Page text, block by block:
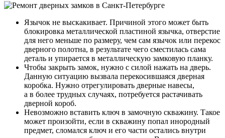
Язычок не выскакивает. Причиной этого может быть
блокировка металлической пластиной язычка, отверстие
для него меньше по размеру, чем сам язычок или перекос
дверного полотна, в результате чего сместилась сама
деталь и упирается в металлическую замковую планку.
Чтобы закрыть замок, нужно с силой нажать на дверь.
Данную ситуацию вызвала перекосившаяся дверная
коробка. Нужно отрегулировать дверные навесы,
а в более трудных случаях, потребуется растачивать
дверной короб.
Невозможно вставить ключ в замочную скважину. Такое
может произойти, если в скважину попал инородный
предмет, сломался ключ и его части остались внутри